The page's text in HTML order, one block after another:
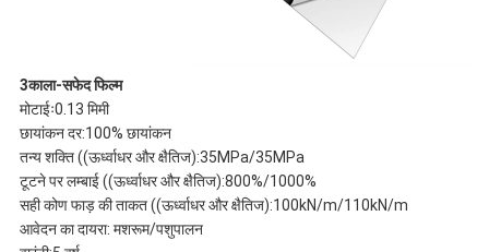
3काला-सफेद फिल्म
मोटाईः0.13 मिमी
छायांकन दर:100% छायांकन
तन्य शक्ति ((ऊर्ध्वाधर और क्षैतिज):35MPa/35MPa
टूटने पर लम्बाई ((ऊर्ध्वाधर और क्षैतिज):800%/1000%
सही कोण फाड़ की ताकत ((ऊर्ध्वाधर और क्षैतिज):100kN/m/110kN/m
आवेदन का दायरा: मशरूम/पशुपालन